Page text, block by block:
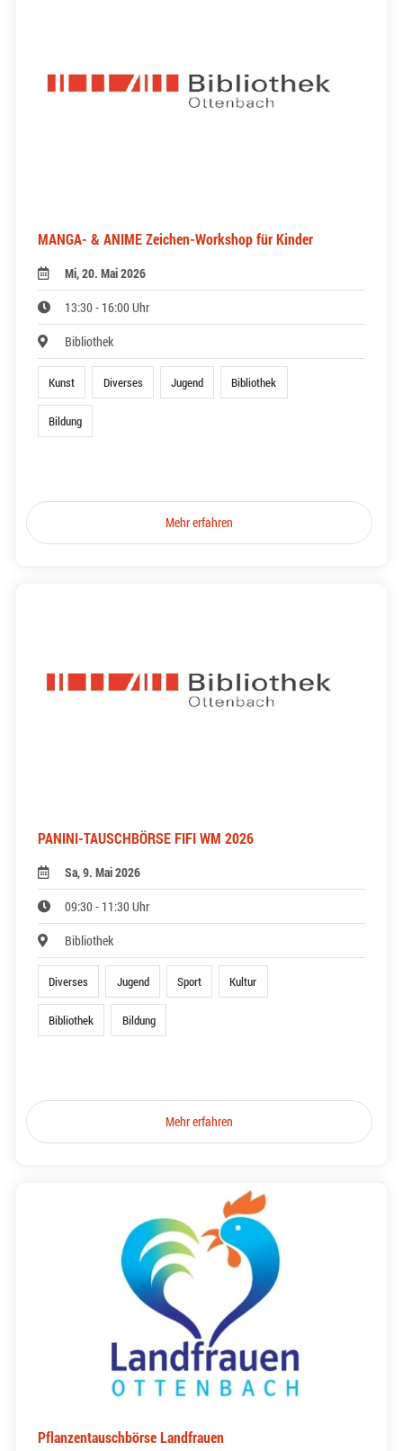
MANGA- & ANIME Zeichen-Workshop für Kinder
Mi, 20. Mai 2026
13:30 - 16:00 Uhr
Bibliothek
Kunst Diverses Jugend Bibliothek
Bildung
Mehr erfahren
PANINI-TAUSCHBÖRSE FIFI WM 2026
Sa, 9. Mai 2026
09:30 - 11:30 Uhr
Bibliothek
Diverses Jugend Sport Kultur
Bibliothek Bildung
Mehr erfahren
Pflanzentauschbörse Landfrauen